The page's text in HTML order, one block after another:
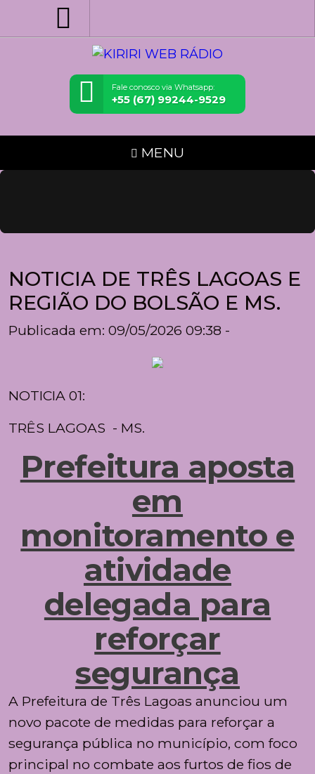
Fale conosco via Whatsapp:
+55 (67) 99244-9529
MENU
NOTICIA DE TRÊS LAGOAS E
REGIÃO DO BOLSÃO E MS.
Publicada em: 09/05/2026 09:38 -
NOTICIA 01:
TRÊS LAGOAS - MS.
Prefeitura aposta
em
monitoramento e
atividade
delegada para
reforçar
segurança
A Prefeitura de Três Lagoas anunciou um
novo pacote de medidas para reforçar a
segurança pública no município, com foco
principal no combate aos furtos de fios de